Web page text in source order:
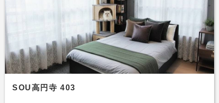
SOU高円寺 403